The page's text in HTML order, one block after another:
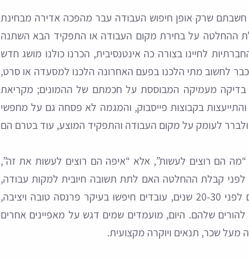
שרק אופן חיפוש העבודה עבר מהפכה אדירה מבחינת
ההחלטה על בחירת מקום העבודה או התפקיד הבא השתנה
לחיינו בצורה כה אינטנסיבית, הכרנו כולנו מושג חדש
לחשוב מתי הלכנו בפעם האחרונה הלכנו למסעדה או סרט,
בדיקה מעמיקה המבוססת על חכמתם של ההמונים; מקריאת
והתייעצות בקבוצות פייסבוק, והמגמה לא פסחה גם על מחפשי
לעומק על מקום העבודה והתפקיד המוצע, עוד בטרם הם
הם רוצים לעשות”, אלא “איפה הם רוצים לעשות את זה”,
לפני קבלת ההחלטה האם לתת תשובה חיובית למקות עבודה,
ואפילו אם בכלל לשלוח קורות חיים. אם לפני 20-30 שנים, עובדים חיפשו בעיקר פרנסה טובה ויציבה,
להורים שלהם. היום, מועמדים שמים דגש על מאפיינים אחרים
מעל שכר, תנאים ויוקרה מקצועית.